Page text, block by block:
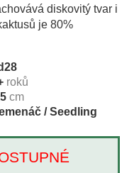
diskovitý tvar i
je 80%
roků
cm
/ Seedling